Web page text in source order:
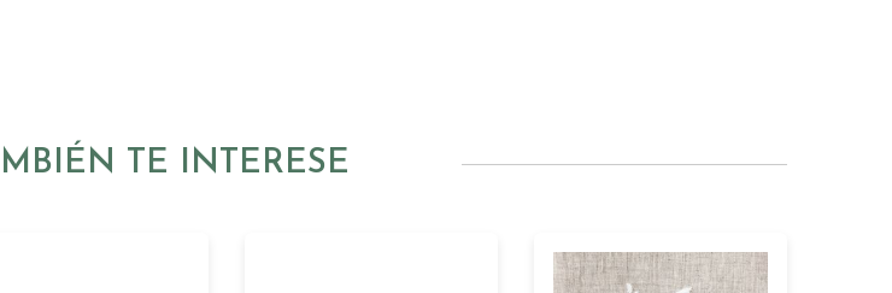
TE INTERESE